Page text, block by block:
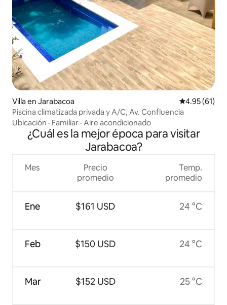
Villa en Jarabacoa Calificación
4.95 (61)
Piscina climatizada privada y A/C, Av. Confluencia
Ubicación · Familiar · Aire acondicionado
¿Cuál es la mejor época para visitar
Jarabacoa?
Mes
Ene
Feb
Mar
Precio
promedio
$161 USD
$150 USD
$152 USD
Temp.
promedio
24 °C
24 °C
25 °C